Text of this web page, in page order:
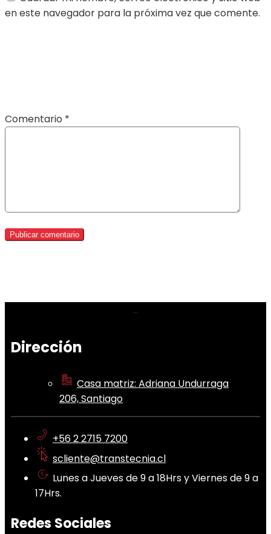
en este navegador para la próxima vez que comente.
Comentario *
Dirección
Casa matriz: Adriana Undurraga
206, Santiago
+56 2 2715 7200
scliente@transtecnia.cl
Lunes a Jueves de 9 a 18Hrs y Viernes de 9 a
17Hrs.
Redes Sociales